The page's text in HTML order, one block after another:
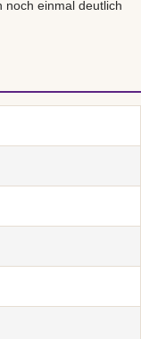
noch einmal deutlich